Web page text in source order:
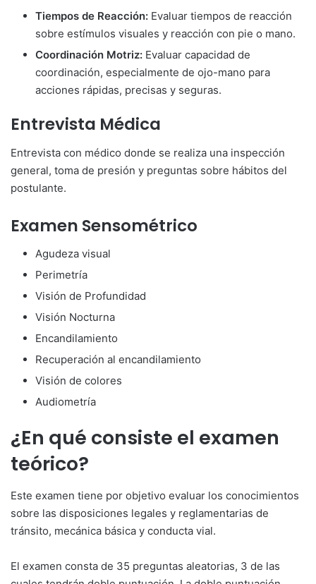
Tiempos de Reacción: Evaluar tiempos de reacción
sobre estímulos visuales y reacción con pie o mano.
Coordinación Motriz: Evaluar capacidad de
coordinación, especialmente de ojo-mano para
acciones rápidas, precisas y seguras.
Entrevista Médica
Entrevista con médico donde se realiza una inspección
general, toma de presión y preguntas sobre hábitos del
postulante.
Examen Sensométrico
Agudeza visual
Perimetría
Visión de Profundidad
Visión Nocturna
Encandilamiento
Recuperación al encandilamiento
Visión de colores
Audiometría
¿En qué consiste el examen
teórico?
Este examen tiene por objetivo evaluar los conocimientos
sobre las disposiciones legales y reglamentarias de
tránsito, mecánica básica y conducta vial.
El examen consta de 35 preguntas aleatorias, 3 de las